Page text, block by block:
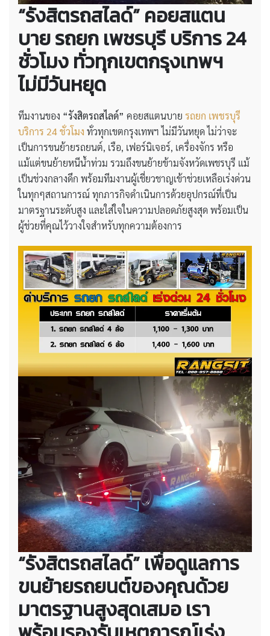
“รังสิตรถสไลด์” คอยสแตน
บาย รถยก เพชรบุรี บริการ 24
ชั่วโมง ทั่วทุกเขตกรุงเทพฯ
ไม่มีวันหยุด
ทีมงานของ “รังสิตรถสไลด์” คอยสแตนบาย รถยก เพชรบุรี
บริการ 24 ชั่วโมง ทั่วทุกเขตกรุงเทพฯ ไม่มีวันหยุด ไม่ว่าจะ
เป็นการขนย้ายรถยนต์, เรือ, เฟอร์นิเจอร์, เครื่องจักร หรือ
แม้แต่ขนย้ายหนีน้ำท่วม รวมถึงขนย้ายข้ามจังหวัดเพชรบุรี แม้
เป็นช่วงกลางดึก พร้อมทีมงานผู้เชี่ยวชาญเข้าช่วยเหลือเร่งด่วน
ในทุกๆสถานการณ์ ทุกภารกิจดำเนินการด้วยอุปกรณ์ที่เป็น
มาตรฐานระดับสูง และใส่ใจในความปลอดภัยสูงสุด พร้อมเป็น
ผู้ช่วยที่คุณไว้วางใจสำหรับทุกความต้องการ
“รังสิตรถสไลด์” เพื่อดูแลการ
ขนย้ายรถยนต์ของคุณด้วย
มาตรฐานสูงสุดเสมอ เรา